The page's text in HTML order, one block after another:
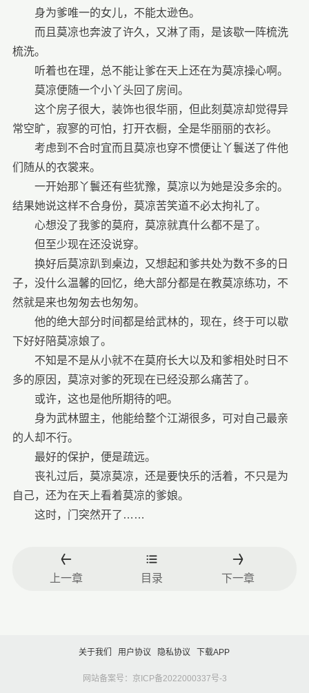
身为爹唯一的女儿，不能太逊色。
而且莫凉也奔波了许久，又淋了雨，是该歇一阵梳洗
梳洗。
听着也在理，总不能让爹在天上还在为莫凉操心啊。
莫凉便随一个小丫头回了房间。
这个房子很大，装饰也很华丽，但此刻莫凉却觉得异
常空旷，寂寥的可怕，打开衣橱，全是华丽丽的衣衫。
考虑到不合时宜而且莫凉也穿不惯便让丫鬟送了件他
们随从的衣裳来。
一开始那丫鬟还有些犹豫，莫凉以为她是没多余的。
结果她说这样不合身份，莫凉苦笑道不必太拘礼了。
心想没了我爹的莫府，莫凉就真什么都不是了。
但至少现在还没说穿。
换好后莫凉趴到桌边，又想起和爹共处为数不多的日
子，没什么温馨的回忆，绝大部分都是在教莫凉练功，不
然就是来也匆匆去也匆匆。
他的绝大部分时间都是给武林的，现在，终于可以歇
下好好陪莫凉娘了。
不知是不是从小就不在莫府长大以及和爹相处时日不
多的原因，莫凉对爹的死现在已经没那么痛苦了。
或许，这也是他所期待的吧。
身为武林盟主，他能给整个江湖很多，可对自己最亲
的人却不行。
最好的保护，便是疏远。
丧礼过后，莫凉莫凉，还是要快乐的活着，不只是为
自己，还为在天上看着莫凉的爹娘。
这时，门突然开了……
上一章 目录 下一章
关于我们 用户协议 隐私协议 下载APP
网站备案号：京ICP备2022000337号-3